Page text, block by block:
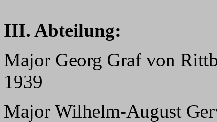
III. Abteilung:
Major Georg Graf von
1939
Major Wilhelm-August